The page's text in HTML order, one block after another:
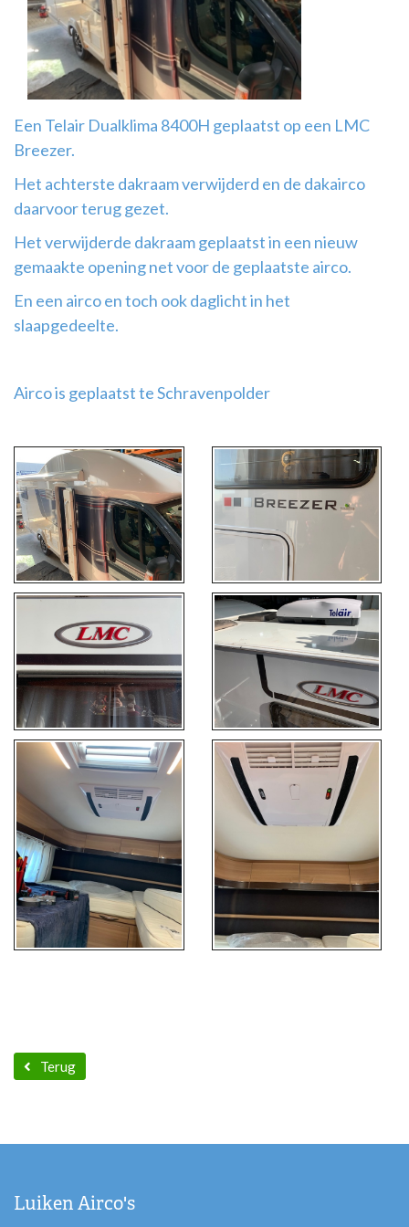
Airco
montage
Een Telair Dualklima 8400H geplaatst op een LMC
Breezer.
Het achterste dakraam verwijderd en de dakairco
daarvoor terug gezet.
Het verwijderde dakraam geplaatst in een nieuw
gemaakte opening net voor de geplaatste airco.
En een airco en toch ook daglicht in het
slaapgedeelte.
Airco is geplaatst te Schravenpolder
Terug
Luiken Airco's